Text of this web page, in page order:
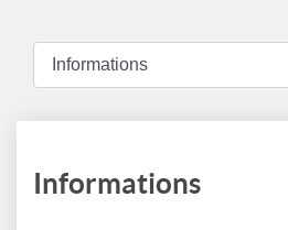
Informations